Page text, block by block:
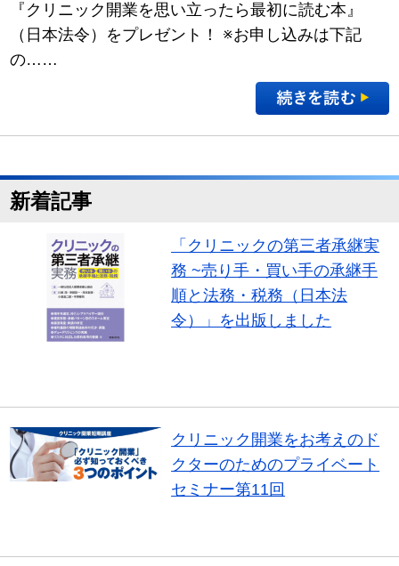
『クリニック開業を思い立ったら最初に読む本』
（日本法令）をプレゼント！ ※お申し込みは下記
の……
新着記事
「クリニックの第三者承継実
務 ~売り手・買い手の承継手
順と法務・税務（日本法
令）」を出版しました
クリニック開業をお考えのド
クターのためのプライベート
セミナー第11回